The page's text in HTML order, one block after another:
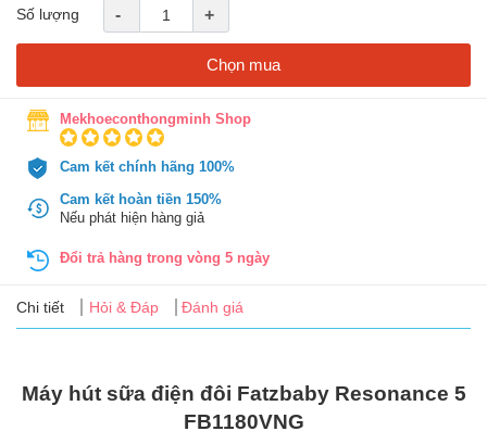
Dành
Đồ
dùng
trong
nhà
tức
FAQ
Số lượng - +
Chọn mua
Mekhoeconthongminh Shop
Cam kết chính hãng 100%
Cam kết hoàn tiền 150%
Nếu phát hiện hàng giả
Đổi trả hàng trong vòng 5 ngày
Chi tiết Hỏi & Đáp Đánh giá
Máy hút sữa điện đôi Fatzbaby Resonance 5
FB1180VNG